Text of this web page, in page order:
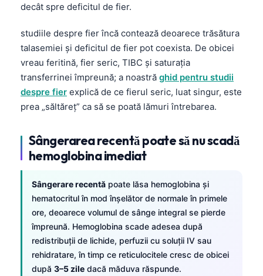
decât spre deficitul de fier.
studiile despre fier încă contează deoarece trăsătura
talasemiei și deficitul de fier pot coexista. De obicei
vreau feritină, fier seric, TIBC și saturația
transferrinei împreună; a noastră ghid pentru studii
despre fier explică de ce fierul seric, luat singur, este
prea „săltăreț” ca să se poată lămuri întrebarea.
Sângerarea recentă poate să nu scadă
hemoglobina imediat
Sângerare recentă poate lăsa hemoglobina și
hematocritul în mod înșelător de normale în primele
ore, deoarece volumul de sânge integral se pierde
împreună. Hemoglobina scade adesea după
redistribuții de lichide, perfuzii cu soluții IV sau
rehidratare, în timp ce reticulocitele cresc de obicei
după 3–5 zile dacă măduva răspunde.
Hrvatski
Slovenčina
كوردی‎
پښتو
سنڌي
සිංහල
Galego
Latviešu valoda
Македонски јазик
Euskara
Gàidhlig
Occitan